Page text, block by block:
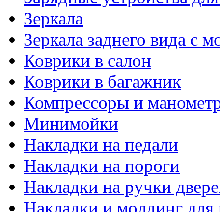
Зеркала
Зеркала заднего вида с
Коврики в салон
Коврики в багажник
Компрессоры и
Минимойки
Накладки на педали
Накладки на пороги
Накладки на ручки
Накладки и молдинг для